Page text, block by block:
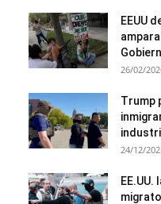
EEUU
26/02/
Trump
24/12/